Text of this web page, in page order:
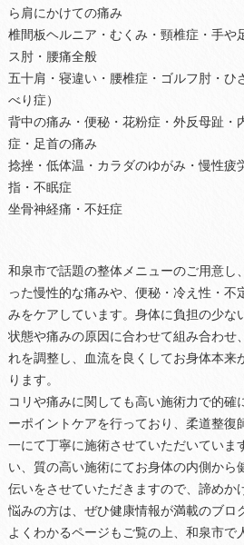
ら肩にかけての痛み
椎間板ヘルニア・むくみ・頸椎症・手や
ス肘・腰痛全般
五十肩・寝違い・腰椎症・ゴルフ肘・ひ
べり症）
背中の痛み・便秘・花粉症・外反母趾・
症・足首の痛み
捻挫・低体温・カラダのゆがみ・慢性疲
指・不眠症
坐骨神経痛・不妊症
和泉市で話題の整体メニューのご用意し
った慢性的な痛みや、便秘・冷え性・不
みをケアしています。身体に負担の少な
状態や痛みの原因に合わせて組み合わせ
れを調整し、血流を良くしてお身体本来
ります。
コリや痛みに関しても高い施術力で的確
ーポイントケアを行っており、柔道整復
一にて丁寧に施術させていただいていま
い、質の高い施術にてお身体の内側から
伝いをさせていただきますので、諦めか
悩みの方は、ぜひ健康情報が満載のブロ
よくわかるページもご覧の上、和泉市で